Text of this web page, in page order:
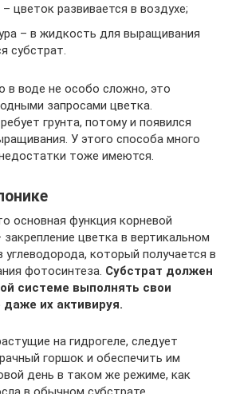
цветок развивается в воздухе;
– в жидкость для выращивания
субстрат.
в воде не особо сложно, это
запросами цветка.
грунта, потому и появился
У этого способа много
тоже имеются.
основная функция корневой
цветка в вертикальном
углеводорода, который получается в
фотосинтеза. Субстрат должен
системе выполнять свои
их активируя.
на гидрогеле, следует
горшок и обеспечить им
день в таком же режиме, как